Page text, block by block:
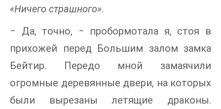
«Ничего страшного».
‒ Да, точно, ‒ пробормотала я, стоя в
прихожей перед Большим залом замка
Бейтир. Передо мной замаячили
огромные деревянные двери, на которых
были вырезаны летящие драконы.